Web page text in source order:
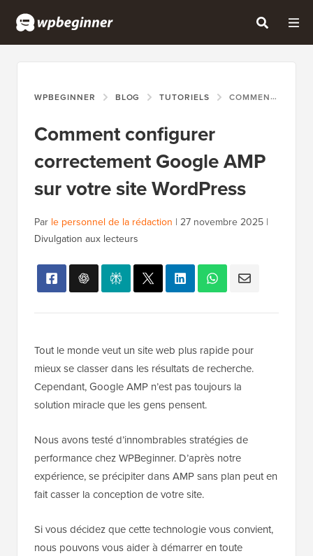
WPBEGINNER BLOG TUTORIELS COMMENT CONFIGURER CORRECTEMENT GOOGLE AMP SUR VOTRE SITE WORDPRESS
Comment configurer
correctement Google AMP
sur votre site WordPress
Par le personnel de la rédaction | 27 novembre 2025 |
Divulgation aux lecteurs
Tout le monde veut un site web plus rapide pour
mieux se classer dans les résultats de recherche.
Cependant, Google AMP n’est pas toujours la
solution miracle que les gens pensent.
Nous avons testé d’innombrables stratégies de
performance chez WPBeginner. D’après notre
expérience, se précipiter dans AMP sans plan peut en
fait casser la conception de votre site.
Si vous décidez que cette technologie vous convient,
nous pouvons vous aider à démarrer en toute